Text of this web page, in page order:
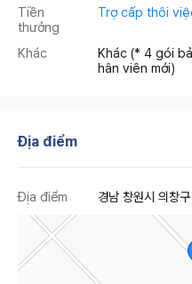
Tiền
thưởng
Trợ cấp thôi
Khác
Khác (* 4 gói
hân viên mới)
Địa điểm
Địa điểm 경남 창원시 의창